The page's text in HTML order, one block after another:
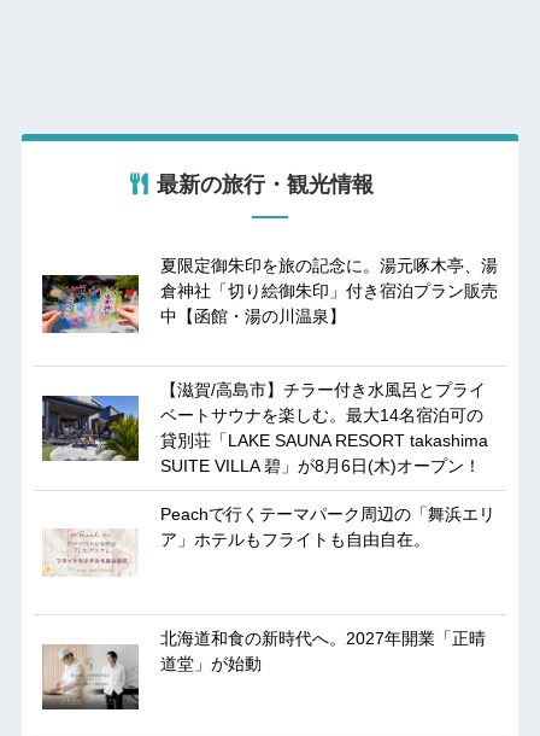
最新の旅行・観光情報
夏限定御朱印を旅の記念に。湯元啄木亭、湯
倉神社「切り絵御朱印」付き宿泊プラン販売
中【函館・湯の川温泉】
【滋賀/高島市】チラー付き水風呂とプライ
ベートサウナを楽しむ。最大14名宿泊可の
貸別荘「LAKE SAUNA RESORT takashima
SUITE VILLA 碧」が8月6日(木)オープン！
Peachで行くテーマパーク周辺の「舞浜エリ
ア」ホテルもフライトも自由自在。
北海道和食の新時代へ。2027年開業「正晴
道堂」が始動